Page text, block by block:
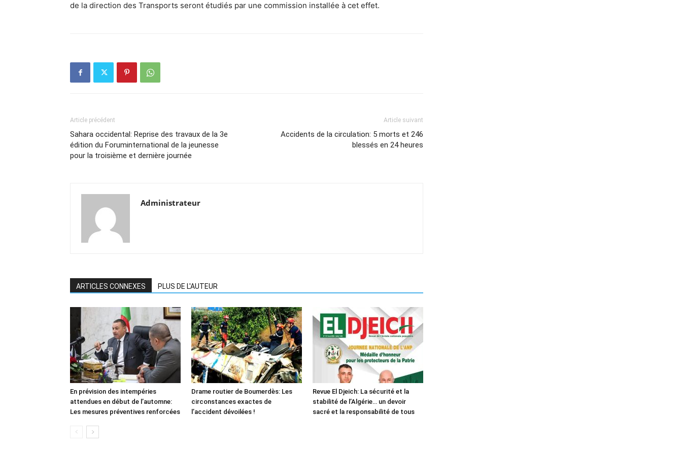
de la direction des Transports seront étudiés par une commission installée à cet effet.
Article précédent
Sahara occidental: Reprise des travaux de la 3e
édition du Foruminternational de la jeunesse
pour la troisième et dernière journée
Article suivant
Accidents de la circulation: 5 morts et 246
blessés en 24 heures
Administrateur
ARTICLES CONNEXES PLUS DE L'AUTEUR
En prévision des intempéries
attendues en début de l’automne:
Les mesures préventives renforcées
Drame routier de Boumerdès: Les
circonstances exactes de
l’accident dévoilées !
Revue El Djeich: La sécurité et la
stabilité de l’Algérie… un devoir
sacré et la responsabilité de tous